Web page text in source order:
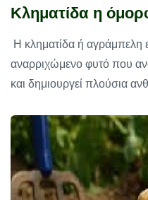
Κληματίδα η
Η κληματίδα ή αγράμπελη
αναρριχώμενο φυτό που
και δημιουργεί πλούσια